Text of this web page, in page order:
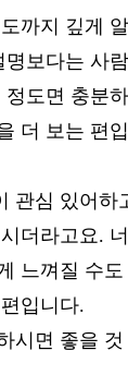
까지 깊게
보다는 사
도면 충분
더 보는 편
관심 있어하
더라고요.
느껴질 수
입니다.
시면 좋을 것